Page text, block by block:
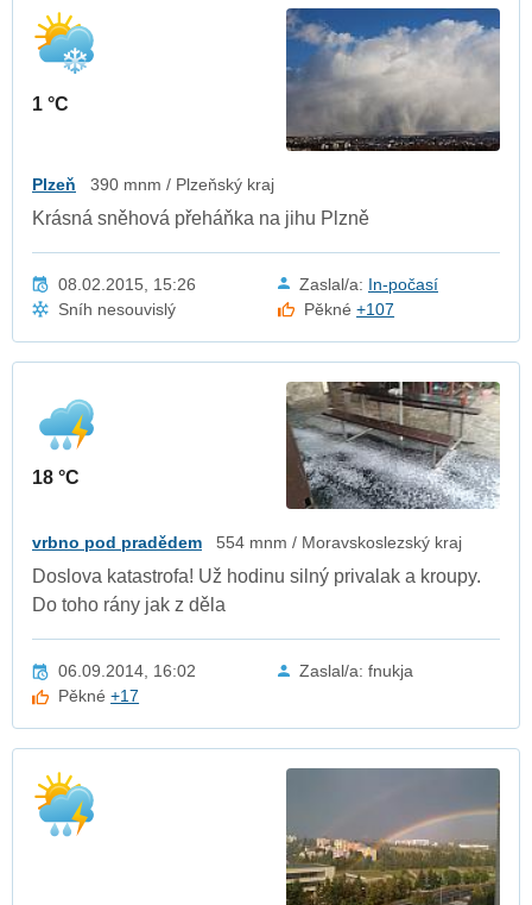
1 °C
Plzeň 390 mnm / Plzeňský kraj
Krásná sněhová přeháňka na jihu Plzně
08.02.2015, 15:26 Zaslal/a: In-počasí
Sníh nesouvislý
Pěkné+107
18 °C
vrbno pod pradědem 554 mnm / Moravskoslezský kraj
Doslova katastrofa! Už hodinu silný privalak a kroupy.
Do toho rány jak z děla
06.09.2014, 16:02
Zaslal/a: fnukja
Pěkné+17